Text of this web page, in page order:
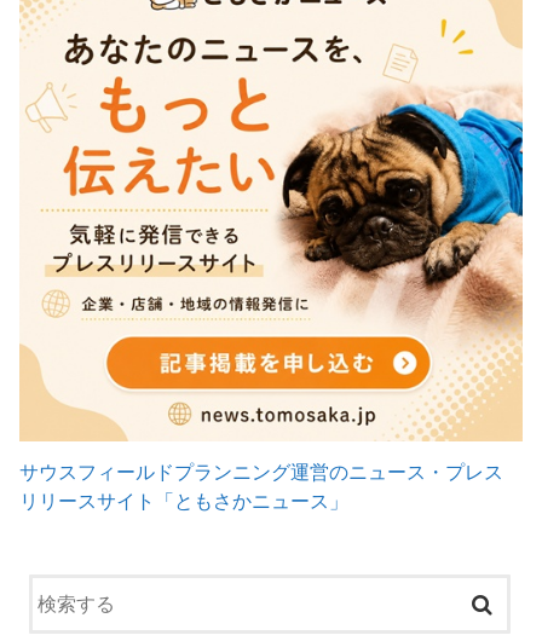
サウスフィールドプランニング運営のニュース・プレス
リリースサイト「ともさかニュース」